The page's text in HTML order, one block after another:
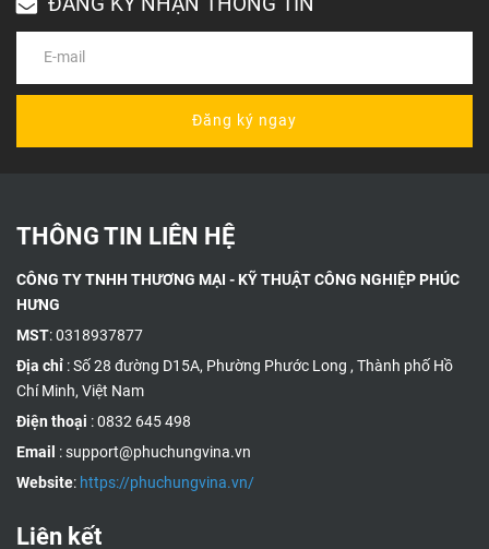
Đăng ký ngay
THÔNG TIN LIÊN HỆ
CÔNG TY TNHH THƯƠNG MẠI - KỸ THUẬT CÔNG NGHIỆP PHÚC
HƯNG
MST: 0318937877
Địa chỉ : Số 28 đường D15A, Phường Phước Long , Thành phố Hồ
Chí Minh, Việt Nam
Điện thoại : 0832 645 498
Email : support@phuchungvina.vn
Website: https://phuchungvina.vn/
Liên kết